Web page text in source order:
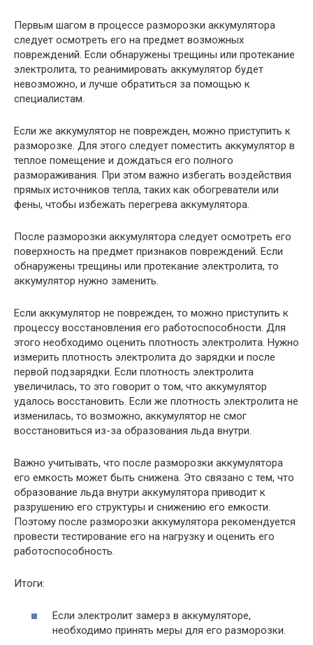
Первым шагом в процессе разморозки аккумулятора
следует осмотреть его на предмет возможных
повреждений. Если обнаружены трещины или протекание
электролита, то реанимировать аккумулятор будет
невозможно, и лучше обратиться за помощью к
специалистам.
Если же аккумулятор не поврежден, можно приступить к
разморозке. Для этого следует поместить аккумулятор в
теплое помещение и дождаться его полного
размораживания. При этом важно избегать воздействия
прямых источников тепла, таких как обогреватели или
фены, чтобы избежать перегрева аккумулятора.
После разморозки аккумулятора следует осмотреть его
поверхность на предмет признаков повреждений. Если
обнаружены трещины или протекание электролита, то
аккумулятор нужно заменить.
Если аккумулятор не поврежден, то можно приступить к
процессу восстановления его работоспособности. Для
этого необходимо оценить плотность электролита. Нужно
измерить плотность электролита до зарядки и после
первой подзарядки. Если плотность электролита
увеличилась, то это говорит о том, что аккумулятор
удалось восстановить. Если же плотность электролита не
изменилась, то возможно, аккумулятор не смог
восстановиться из-за образования льда внутри.
Важно учитывать, что после разморозки аккумулятора
его емкость может быть снижена. Это связано с тем, что
образование льда внутри аккумулятора приводит к
разрушению его структуры и снижению его емкости.
Поэтому после разморозки аккумулятора рекомендуется
провести тестирование его на нагрузку и оценить его
работоспособность.
Итоги:
Если электролит замерз в аккумуляторе,
необходимо принять меры для его разморозки.